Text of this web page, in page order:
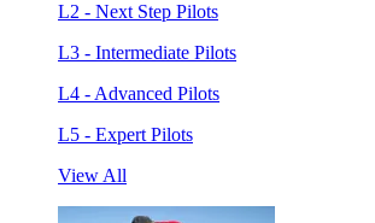
L2 - Next Step Pilots
L3 - Intermediate Pilots
L4 - Advanced Pilots
L5 - Expert Pilots
View All